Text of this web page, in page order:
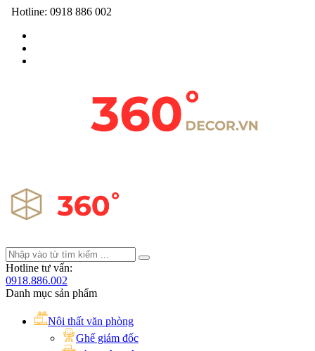
Hotline: 0918 886 002
Hotline tư vấn:
0918.886.002
Danh mục sản phẩm
Nội thất văn phòng
Ghế giám đốc